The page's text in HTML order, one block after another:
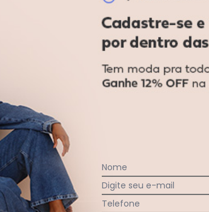
Ver todas as avaliações
Nome
Digite seu e-mail
Telefone